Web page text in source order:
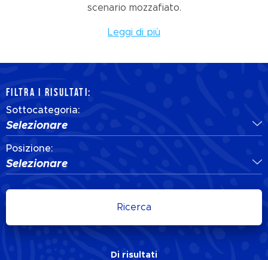
scenario mozzafiato.
Leggi di più
FILTRA I RISULTATI:
Sottocategoria:
Selezionare
Posizione:
Selezionare
Ricerca
Di risultati